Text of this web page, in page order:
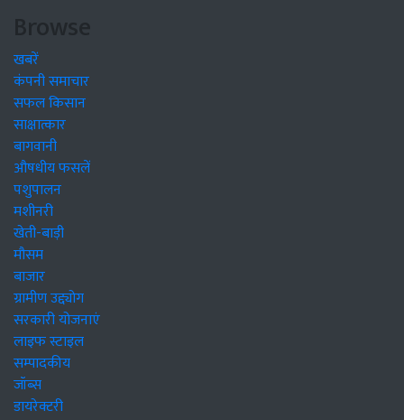
Browse
खबरें
कंपनी समाचार
सफल किसान
साक्षात्कार
बागवानी
औषधीय फसलें
पशुपालन
मशीनरी
खेती-बाड़ी
मौसम
बाजार
ग्रामीण उद्द्योग
सरकारी योजनाएं
लाइफ स्टाइल
सम्पादकीय
जॉब्स
डायरेक्टरी